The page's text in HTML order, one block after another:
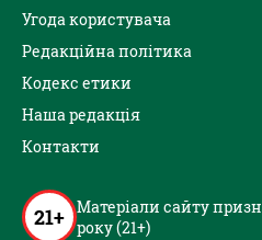
Угода користувача
Редакційна політика
Кодекс етики
Наша редакція
Контакти
21+ Матеріали сайту
року (21+)